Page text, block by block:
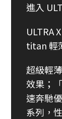
進入
ULTRA
titan 輕
超級輕
效果；
速奔馳
系列，